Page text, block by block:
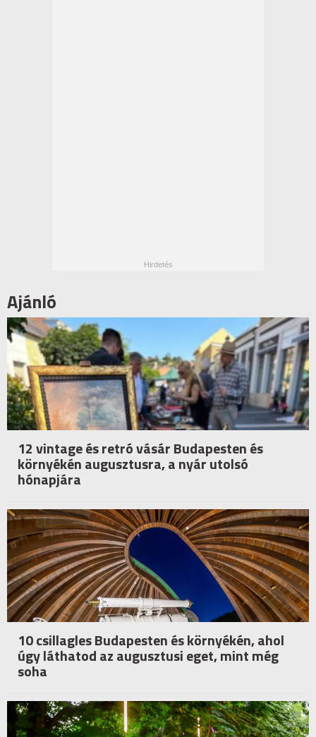
Ajánló
12 vintage és retró vásár Budapesten és
környékén augusztusra, a nyár utolsó
hónapjára
10 csillagles Budapesten és környékén, ahol
úgy láthatod az augusztusi eget, mint még
soha